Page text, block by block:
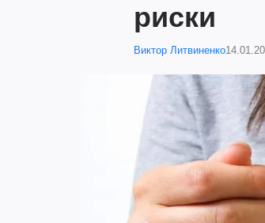
риски
Виктор Литвиненко